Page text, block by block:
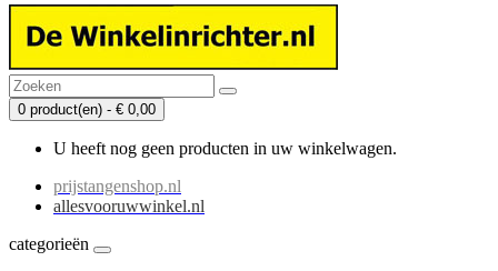
0 product(en) - € 0,00
U heeft nog geen producten in uw winkelwagen.
prijstangenshop.nl
allesvooruwwinkel.nl
categorieën